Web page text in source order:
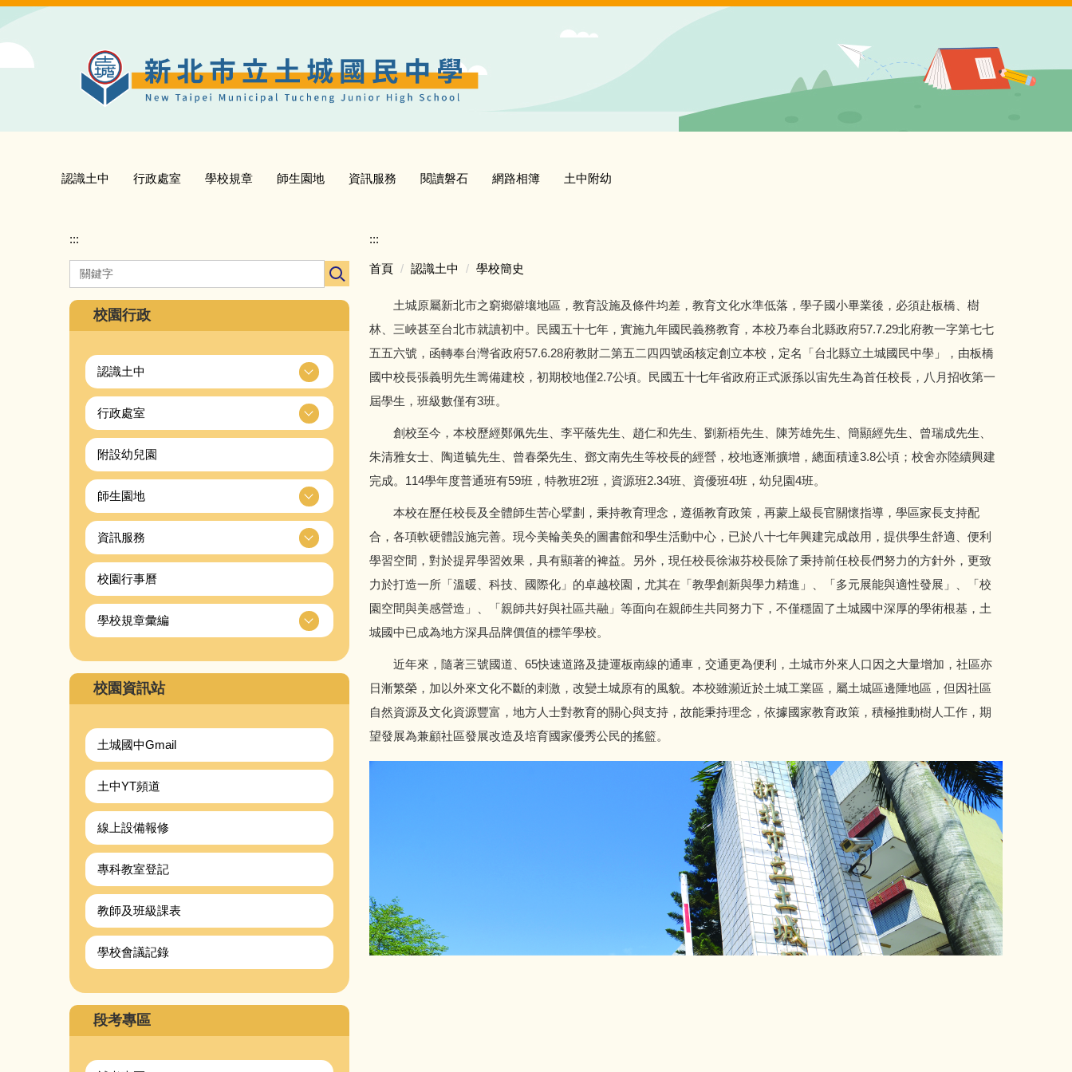
主
認識土中 行政處室 學校規章 師生園地 資訊服務 閱讀磐石 網路相簿 土中附幼
:::
校園行政
認識土中
行政處室
附設幼兒園
師生園地
資訊服務
校園行事曆
學校規章彙編
校園資訊站
土城國中Gmail
土中YT頻道
線上設備報修
專科教室登記
教師及班級課表
學校會議記錄
段考專區
:::
首頁 認識土中 學校簡史
土城原屬新北市之窮鄉僻壤地區，教育設施及條件均差，教育文化水準低落，學子國小畢業後，必須赴板橋、樹
林、三峽甚至台北市就讀初中。民國五十七年，實施九年國民義務教育，本校乃奉台北縣政府57.7.29北府教一字第七七
五五六號，函轉奉台灣省政府57.6.28府教財二第五二四四號函核定創立本校，定名「台北縣立土城國民中學」，由板橋
國中校長張義明先生籌備建校，初期校地僅2.7公頃。民國五十七年省政府正式派孫以宙先生為首任校長，八月招收第一
屆學生，班級數僅有3班。
創校至今，本校歷經鄭佩先生、李平蔭先生、趙仁和先生、劉新梧先生、陳芳雄先生、簡顯經先生、曾瑞成先生、
朱清雅女士、陶道毓先生、曾春榮先生、鄧文南先生等校長的經營，校地逐漸擴增，總面積達3.8公頃；校舍亦陸續興建
完成。114學年度普通班有59班，特教班2班，資源班2.34班、資優班4班，幼兒園4班。
本校在歷任校長及全體師生苦心擘劃，秉持教育理念，遵循教育政策，再蒙上級長官關懷指導，學區家長支持配
合，各項軟硬體設施完善。現今美輪美奂的圖書館和學生活動中心，已於八十七年興建完成啟用，提供學生舒適、便利
學習空間，對於提昇學習效果，具有顯著的裨益。另外，現任校長徐淑芬校長除了秉持前任校長們努力的方針外，更致
力於打造一所「溫暖、科技、國際化」的卓越校園，尤其在「教學創新與學力精進」、「多元展能與適性發展」、「校
園空間與美感營造」、「親師共好與社區共融」等面向在親師生共同努力下，不僅穩固了土城國中深厚的學術根基，土
城國中已成為地方深具品牌價值的標竿學校。
近年來，隨著三號國道、65快速道路及捷運板南線的通車，交通更為便利，土城市外來人口因之大量增加，社區亦
日漸繁榮，加以外來文化不斷的刺激，改變土城原有的風貌。本校雖瀕近於土城工業區，屬土城區邊陲地區，但因社區
自然資源及文化資源豐富，地方人士對教育的關心與支持，故能秉持理念，依據國家教育政策，積極推動樹人工作，期
望發展為兼顧社區發展改造及培育國家優秀公民的搖籃。